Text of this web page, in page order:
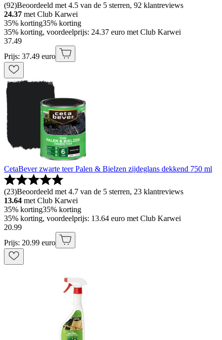
(92)Beoordeeld met 4.5 van de 5 sterren, 92 klantreviews
24.37 met Club Karwei
35% korting35% korting
35% korting, voordeelprijs: 24.37 euro met Club Karwei
37.49
Prijs: 37.49 euro
CetaBever zwarte teer Palen & Bielzen zijdeglans dekkend 750 ml
(23)Beoordeeld met 4.7 van de 5 sterren, 23 klantreviews
13.64 met Club Karwei
35% korting35% korting
35% korting, voordeelprijs: 13.64 euro met Club Karwei
20.99
Prijs: 20.99 euro